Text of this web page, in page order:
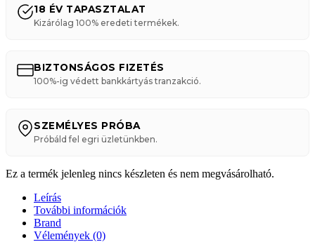
18 ÉV TAPASZTALAT
Kizárólag 100% eredeti termékek.
BIZTONSÁGOS FIZETÉS
100%-ig védett bankkártyás tranzakció.
SZEMÉLYES PRÓBA
Próbáld fel egri üzletünkben.
Ez a termék jelenleg nincs készleten és nem megvásárolható.
Leírás
További információk
Brand
Vélemények (0)